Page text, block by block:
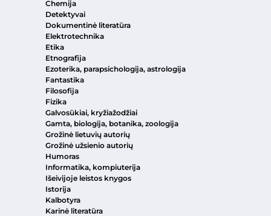
Chemija
Detektyvai
Dokumentinė literatūra
Elektrotechnika
Etika
Etnografija
Ezoterika, parapsichologija, astrologija
Fantastika
Filosofija
Fizika
Galvosūkiai, kryžiažodžiai
Gamta, biologija, botanika, zoologija
Grožinė lietuvių autorių
Grožinė užsienio autorių
Humoras
Informatika, kompiuterija
Išeivijoje leistos knygos
Istorija
Kalbotyra
Karinė literatūra